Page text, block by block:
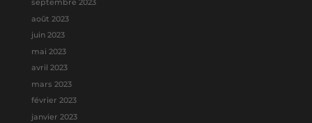
septembre 2023
août 2023
juin 2023
mai 2023
avril 2023
mars 2023
février 2023
janvier 2023